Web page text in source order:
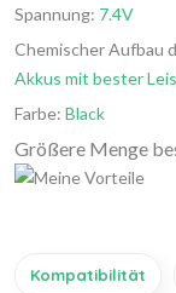
Spannung: 7.4V
Chemischer Aufbau
Akkus mit bester
Farbe: Black
Größere Menge
Kompatibilität